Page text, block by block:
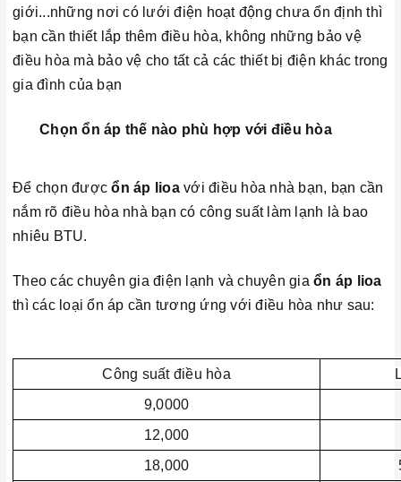
giới...những nơi có lưới điện hoạt động chưa ổn định thì
bạn cần thiết lắp thêm điều hòa, không những bảo vệ
điều hòa mà bảo vệ cho tất cả các thiết bị điện khác trong
gia đình của bạn
Chọn ổn áp thế nào phù hợp với điều hòa
Để chọn đượcổn áp lioavới điều hòa nhà bạn, bạn cần
nắm rõ điều hòa nhà bạn có công suất làm lạnh là bao
nhiêu BTU.
Theo các chuyên gia điện lạnh và chuyên gia ổn áp lioa
thì các loại ổn áp cần tương ứng với điều hòa như sau:
Công suất điều hòa
9,0000
12,000
18,000